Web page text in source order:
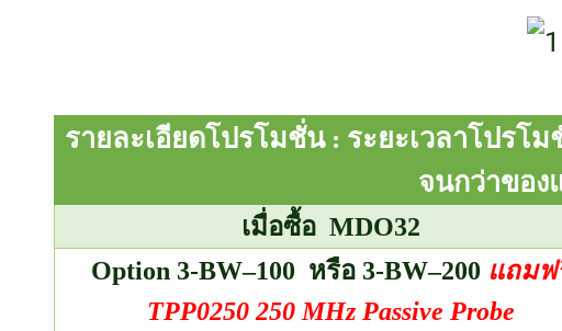
รายละเอียดโปรโมชั่น: ระยะเวลาโปรโม
จนกว่าขอ
เมื่อซื้อ MDO32
Option 3-BW–100 หรือ 3-BW–200 แถมฟ
TPP0250 250 MHz Passive Probe